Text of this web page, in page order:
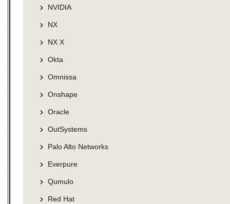
NVIDIA
NX
NX X
Okta
Omnissa
Onshape
Oracle
OutSystems
Palo Alto Networks
Everpure
Qumulo
Red Hat